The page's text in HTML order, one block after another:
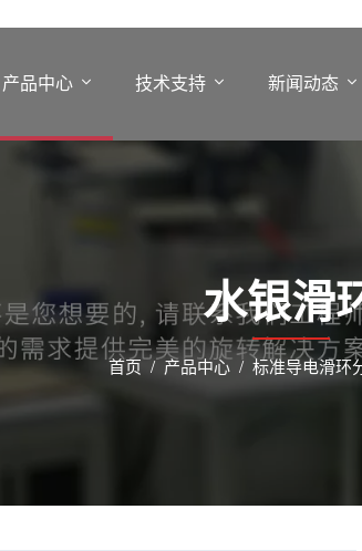
产品中心 技术支持 新闻动态
水银滑
首页 产品中心 标准导电滑环